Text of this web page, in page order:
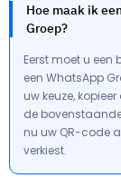
Hoe maak ik
Groep?
Eerst moet u een
een WhatsApp
uw keuze,
de
nu uw QR-code
verkiest.